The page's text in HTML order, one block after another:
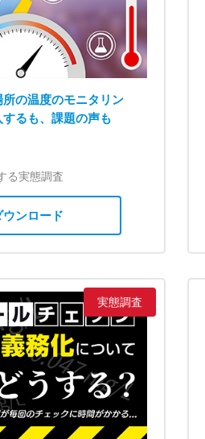
の温度のモニタリン
るも、課題の声も
る実態調査
ウンロード
実態調査